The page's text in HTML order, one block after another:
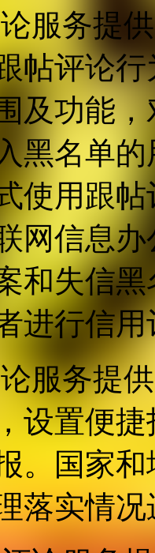
服务提
帖评论
及功能
黑名单
使用跟
网信息
和失信
进行信用
服务提
设置便
。国家
落实情